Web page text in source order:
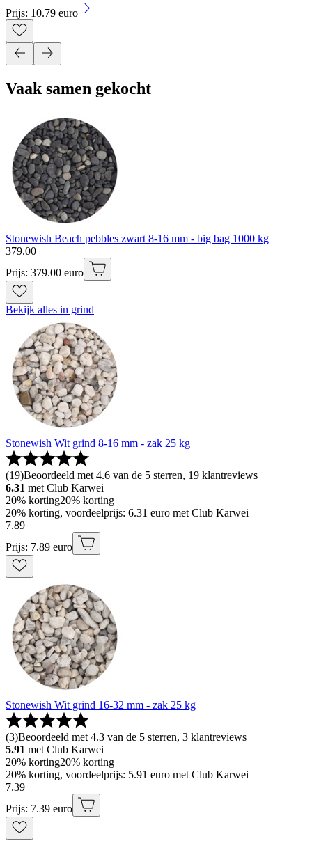
Prijs: 10.79 euro
Vaak samen gekocht
Stonewish Beach pebbles zwart 8-16 mm - big bag 1000 kg
379.00
Prijs: 379.00 euro
Bekijk alles in grind
Stonewish Wit grind 8-16 mm - zak 25 kg
(19)Beoordeeld met 4.6 van de 5 sterren, 19 klantreviews
6.31 met Club Karwei
20% korting20% korting
20% korting, voordeelprijs: 6.31 euro met Club Karwei
7.89
Prijs: 7.89 euro
Stonewish Wit grind 16-32 mm - zak 25 kg
(3)Beoordeeld met 4.3 van de 5 sterren, 3 klantreviews
5.91 met Club Karwei
20% korting20% korting
20% korting, voordeelprijs: 5.91 euro met Club Karwei
7.39
Prijs: 7.39 euro